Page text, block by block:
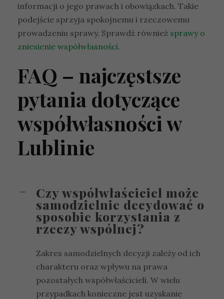
informacji o jego prawach i obowiązkach. Takie
podejście sprzyja spokojnemu i rzeczowemu
prowadzeniu sprawy. Sprawdź również sprawy o
zniesienie współwłasności.
FAQ – najczęstsze
pytania dotyczące
współwłasności w
Lublinie
Czy współwłaściciel może
samodzielnie decydować o
sposobie korzystania z
rzeczy wspólnej?
Zakres samodzielnych decyzji zależy od ich
charakteru oraz wpływu na prawa
pozostałych współwłaścicieli. W wielu
przypadkach konieczne jest uzyskanie